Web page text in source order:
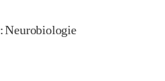
Neurobiologie